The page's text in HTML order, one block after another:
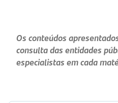
Os conteúdos
consulta das entidades
especialistas em cada